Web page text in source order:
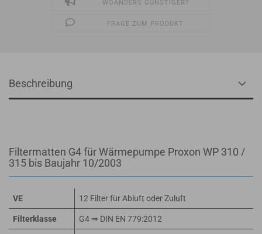
WOANDERS GÜNSTIGER?
FRAGE ZUM PRODUKT
Beschreibung
Filtermatten G4 für Wärmepumpe Proxon WP 310 /
315 bis Baujahr 10/2003
VE 12 Filter für Abluft oder Zuluft
Filterklasse G4 ⇒ DIN EN 779:2012